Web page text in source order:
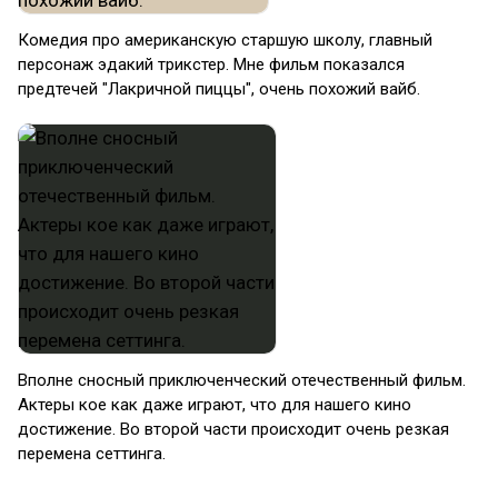
Комедия про американскую старшую школу, главный
персонаж эдакий трикстер. Мне фильм показался
предтечей "Лакричной пиццы", очень похожий вайб.
Вполне сносный приключенческий отечественный фильм.
Актеры кое как даже играют, что для нашего кино
достижение. Во второй части происходит очень резкая
перемена сеттинга.